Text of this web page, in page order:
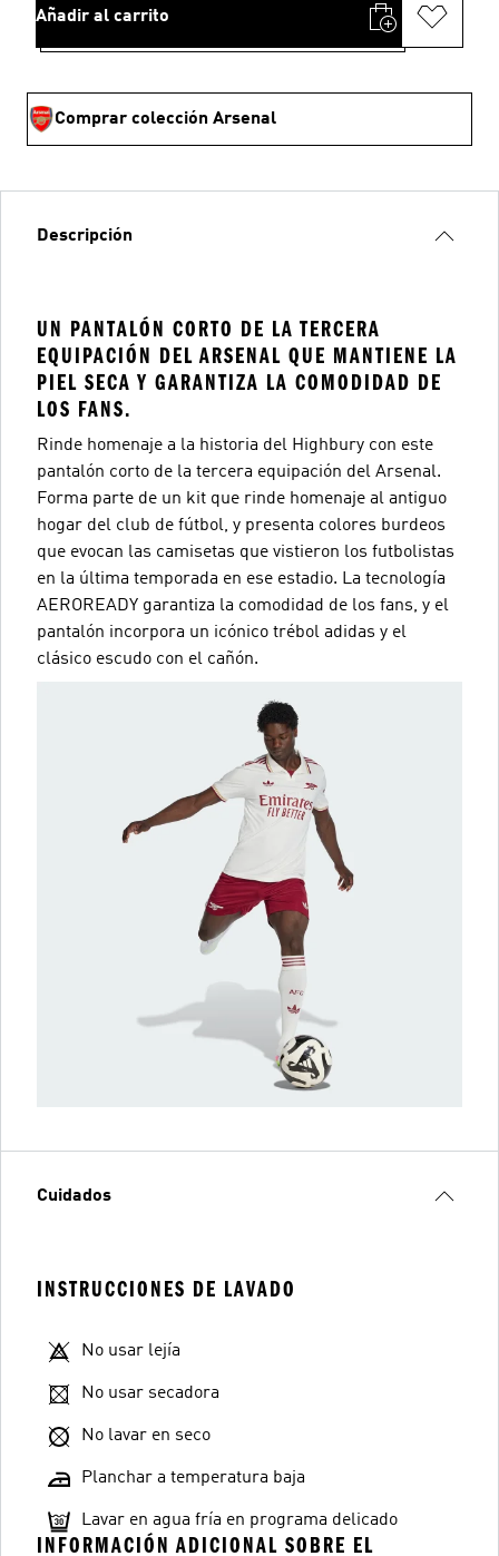
Añadir al carrito
Comprar colección Arsenal
Descripción
UN PANTALÓN CORTO DE LA TERCERA
EQUIPACIÓN DEL ARSENAL QUE MANTIENE LA
PIEL SECA Y GARANTIZA LA COMODIDAD DE
LOS FANS.
Rinde homenaje a la historia del Highbury con este
pantalón corto de la tercera equipación del Arsenal.
Forma parte de un kit que rinde homenaje al antiguo
hogar del club de fútbol, y presenta colores burdeos
que evocan las camisetas que vistieron los futbolistas
en la última temporada en ese estadio. La tecnología
AEROREADY garantiza la comodidad de los fans, y el
pantalón incorpora un icónico trébol adidas y el
clásico escudo con el cañón.
Cuidados
INSTRUCCIONES DE LAVADO
No usar lejía
No usar secadora
No lavar en seco
Planchar a temperatura baja
Lavar en agua fría en programa delicado
INFORMACIÓN ADICIONAL SOBRE EL